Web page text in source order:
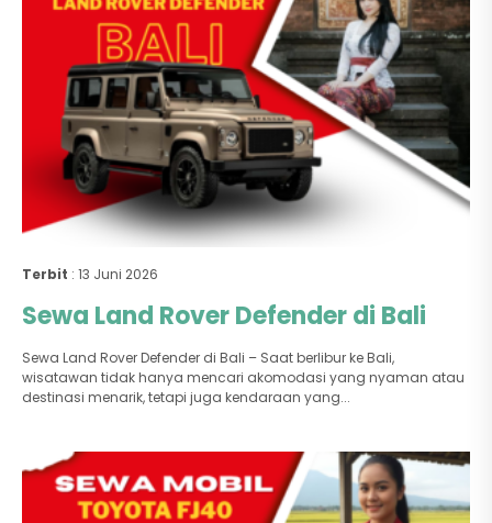
Terbit : 13 Juni 2026
Sewa Land Rover Defender di Bali
Sewa Land Rover Defender di Bali – Saat berlibur ke Bali,
wisatawan tidak hanya mencari akomodasi yang nyaman atau
destinasi menarik, tetapi juga kendaraan yang...